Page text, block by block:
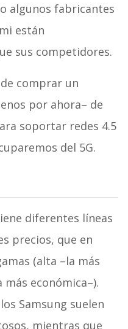
algunos fabricantes
están
sus competidores.
comprar un
por ahora– de
soportar redes 4.5
del 5G.
diferentes líneas
precios, que en
(alta –la más
económica–).
Samsung suelen
mientras que